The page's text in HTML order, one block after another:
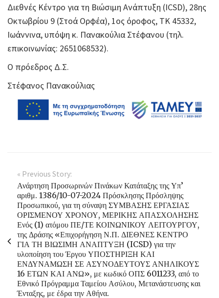
Διεθνές Κέντρο για τη Βιώσιμη Ανάπτυξη (ICSD), 28ης
Οκτωβρίου 9 (Στοά Ορφέα), 1ος όροφος, ΤΚ 45332,
Ιωάννινα, υπόψη κ. Πανακούλια Στέφανου (τηλ.
επικοινωνίας: 2651068532).
Ο πρόεδρος Δ.Σ.
Στέφανος Πανακούλιας
« Previous Story:
Ανάρτηση Προσωρινών Πινάκων Κατάταξης της Υπ’
αριθμ. 1386/10-07-2024 Πρόσκλησης Πρόσληψης
Προσωπικού, για τη σύναψη ΣΥΜΒΑΣΗΣ ΕΡΓΑΣΙΑΣ
ΟΡΙΣΜΕΝΟΥ ΧΡΟΝΟΥ, ΜΕΡΙΚΗΣ ΑΠΑΣΧΟΛΗΣΗΣ
Ενός (1) ατόμου ΠΕ/ΤΕ ΚΟΙΝΩΝΙΚΟΥ ΛΕΙΤΟΥΡΓΟΥ,
της Δράσης «Επιχορήγηση Ν.Π. ΔΙΕΘΝΕΣ ΚΕΝΤΡΟ
ΓΙΑ ΤΗ ΒΙΩΣΙΜΗ ΑΝΑΠΤΥΞΗ (ICSD) για την
υλοποίηση του Έργου ΥΠΟΣΤΗΡΙΞΗ ΚΑΙ
ΕΝΔΥΝΑΜΩΣΗ ΣΕ ΑΣΥΝΟΔΕΥΤΟΥΣ ΑΝΗΛΙΚΟΥΣ
16 ΕΤΩΝ ΚΑΙ ΑΝΩ», με κωδικό ΟΠΣ 6011233, από το
Εθνικό Πρόγραμμα Ταμείου Ασύλου, Μετανάστευσης και
Ένταξης, με έδρα την Αθήνα.